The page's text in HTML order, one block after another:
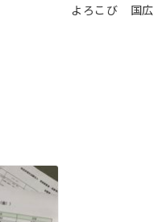
よろこび 国広